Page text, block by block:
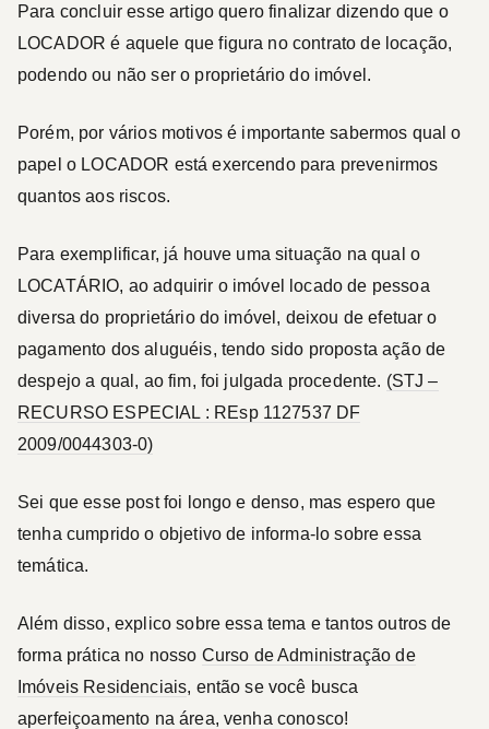
Para concluir esse artigo quero finalizar dizendo que o
LOCADOR é aquele que figura no contrato de locação,
podendo ou não ser o proprietário do imóvel.
Porém, por vários motivos é importante sabermos qual o
papel o LOCADOR está exercendo para prevenirmos
quantos aos riscos.
Para exemplificar, já houve uma situação na qual o
LOCATÁRIO, ao adquirir o imóvel locado de pessoa
diversa do proprietário do imóvel, deixou de efetuar o
pagamento dos aluguéis, tendo sido proposta ação de
despejo a qual, ao fim, foi julgada procedente. (STJ –
RECURSO ESPECIAL : REsp 1127537 DF
2009/0044303-0)
Sei que esse post foi longo e denso, mas espero que
tenha cumprido o objetivo de informa-lo sobre essa
temática.
Além disso, explico sobre essa tema e tantos outros de
forma prática no nosso Curso de Administração de
Imóveis Residenciais, então se você busca
aperfeiçoamento na área, venha conosco!